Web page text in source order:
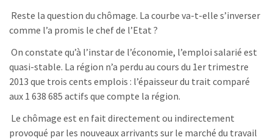
Reste la question du chômage. La courbe va-t-elle s’inverser
comme l’a promis le chef de l’Etat ?
On constate qu’à l’instar de l’économie, l’emploi salarié est
quasi-stable. La région n’a perdu au cours du 1er trimestre
2013 que trois cents emplois : l’épaisseur du trait comparé
aux 1 638 685 actifs que compte la région.
Le chômage est en fait directement ou indirectement
provoqué par les nouveaux arrivants sur le marché du travail